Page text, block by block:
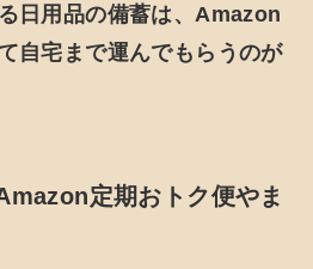
日用品の備蓄は、Amazon
自宅まで運んでもらうのが
定期おトク便やま